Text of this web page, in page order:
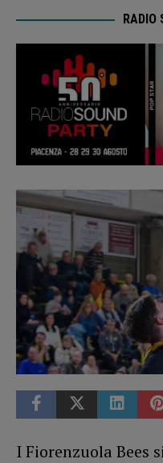
RADIO
I Fiorenzuola Bees